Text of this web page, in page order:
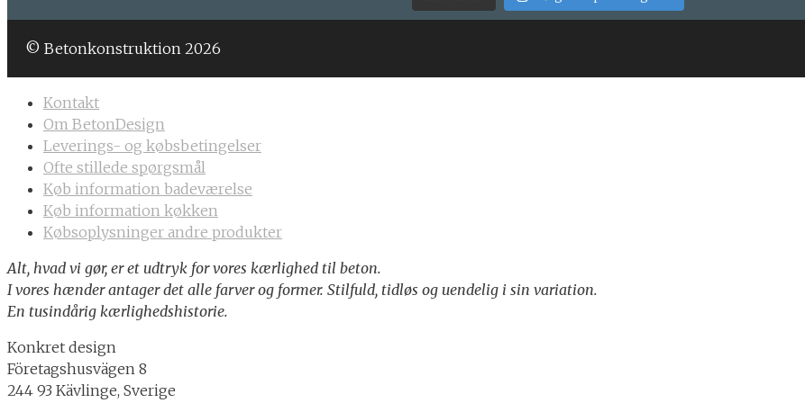
© Betonkonstruktion 2026
Kontakt
Om BetonDesign
Leverings- og købsbetingelser
Ofte stillede spørgsmål
Køb information badeværelse
Køb information køkken
Købsoplysninger andre produkter
Alt, hvad vi gør, er et udtryk for vores kærlighed til beton.
I vores hænder antager det alle farver og former. Stilfuld, tidløs og uendelig i sin variation.
En tusindårig kærlighedshistorie.
Konkret design
Företagshusvägen 8
244 93 Kävlinge, Sverige